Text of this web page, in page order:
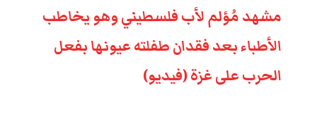
مشهد مُؤلم لأب فلسطيني وهو يخاطب
الأطباء بعد فقدان طفلته عيونها بفعل
الحرب على غزة (فيديو)